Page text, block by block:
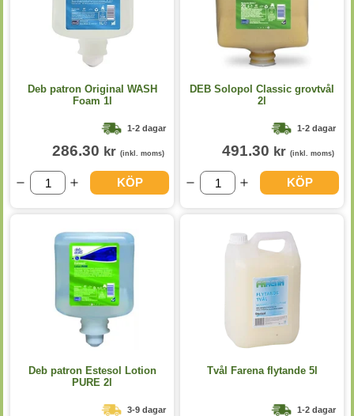
Deb patron Original WASH
Foam 1l
1-2 dagar
286.30 kr (inkl. moms)
KÖP
DEB Solopol Classic grovtvål
2l
1-2 dagar
491.30 kr (inkl. moms)
KÖP
Deb patron Estesol Lotion
PURE 2l
3-9 dagar
Tvål Farena flytande 5l
1-2 dagar